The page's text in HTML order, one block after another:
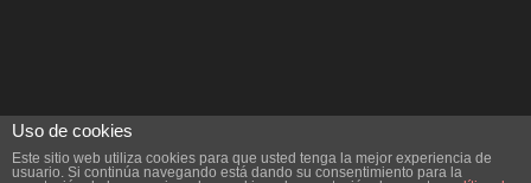
Uso de cookies
Este sitio web utiliza cookies para que usted tenga la mejor experiencia de
usuario. Si continúa navegando está dando su consentimiento para la